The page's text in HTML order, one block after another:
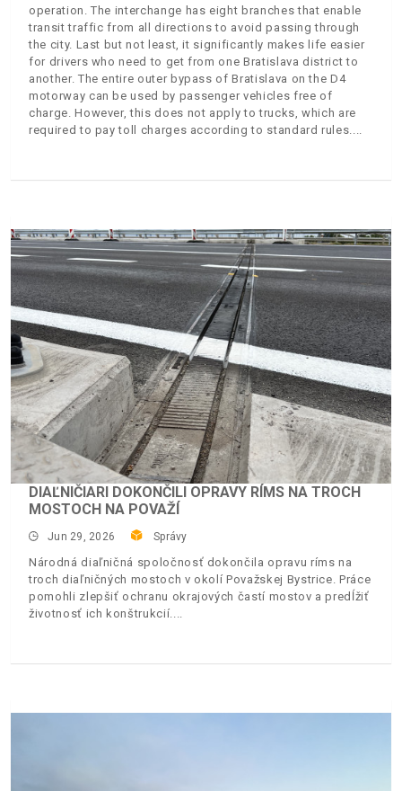
operation. The interchange has eight branches that enable
transit traffic from all directions to avoid passing through
the city. Last but not least, it significantly makes life easier
for drivers who need to get from one Bratislava district to
another. The entire outer bypass of Bratislava on the D4
motorway can be used by passenger vehicles free of
charge. However, this does not apply to trucks, which are
required to pay toll charges according to standard rules.
DIAĽNIČIARI DOKONČILI OPRAVY RÍMS NA TROCH
MOSTOCH NA POVAŽÍ
Jun 29, 2026 Správy
Národná diaľničná spoločnosť dokončila opravu ríms na
troch diaľničných mostoch v okolí Považskej Bystrice. Práce
pomohli zlepšiť ochranu okrajových častí mostov a predĺžiť
životnosť ich konštrukcií.